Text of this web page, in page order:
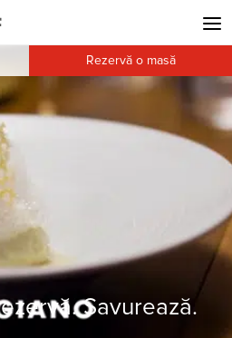
Savurează.
Rezervă o masă